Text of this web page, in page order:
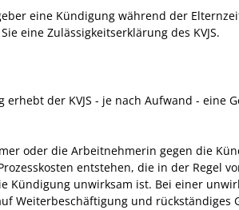
eine Kündigung während der
eine Zulässigkeitserklärung des KVJS.
erhebt der KVJS - je nach Aufwand - eine
oder die Arbeitnehmerin gegen die
entstehen, die in der Regel
Kündigung unwirksam ist. Bei einer
Weiterbeschäftigung und rückständiges